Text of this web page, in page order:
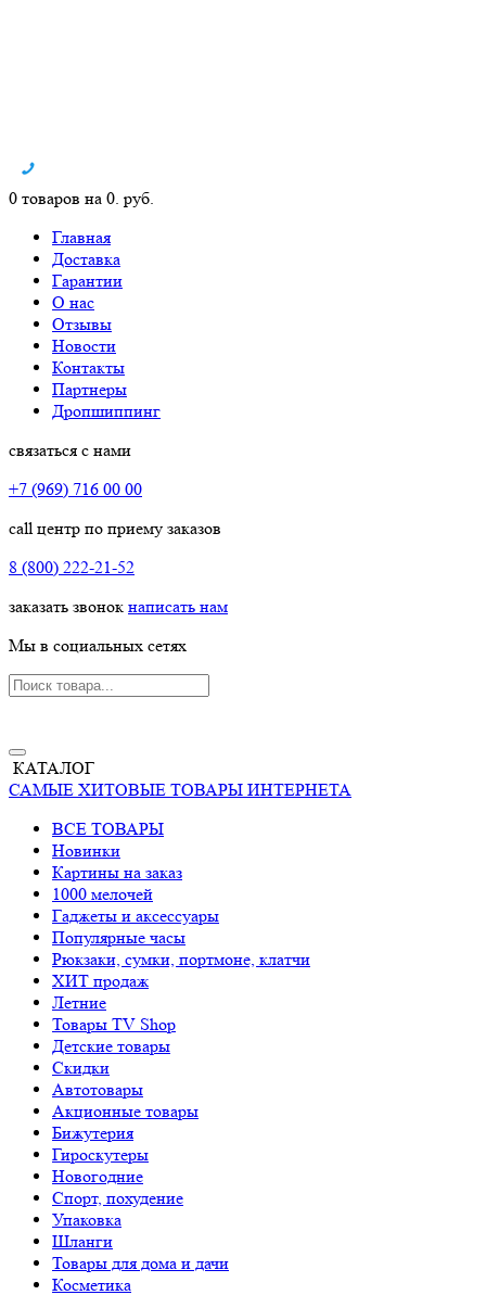
0 товаров на 0. руб.
Главная
Доставка
Гарантии
О нас
Отзывы
Новости
Контакты
Партнеры
Дропшиппинг
связаться с нами
+7 (969) 716 00 00
call центр по приему заказов
8 (800) 222-21-52
заказать звонок написать нам
Мы в социальных сетях
КАТАЛОГ
САМЫЕ ХИТОВЫЕ ТОВАРЫ ИНТЕРНЕТА
ВСЕ ТОВАРЫ
Новинки
Картины на заказ
1000 мелочей
Гаджеты и аксессуары
Популярные часы
Рюкзаки, сумки, портмоне, клатчи
ХИТ продаж
Летние
Товары TV Shop
Детские товары
Cкидки
Автотовары
Акционные товары
Бижутерия
Гироскутеры
Новогодние
Спорт, похудение
Упаковка
Шланги
Товары для дома и дачи
Косметика